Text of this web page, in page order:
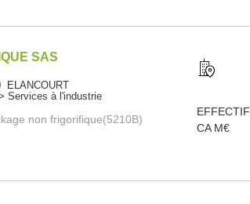
SAS
ELANCOURT
Services à l'industrie
non frigorifique(5210B)
EFFECTIF
CA M€